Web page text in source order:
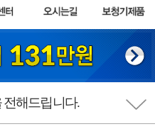
전해드립니다.